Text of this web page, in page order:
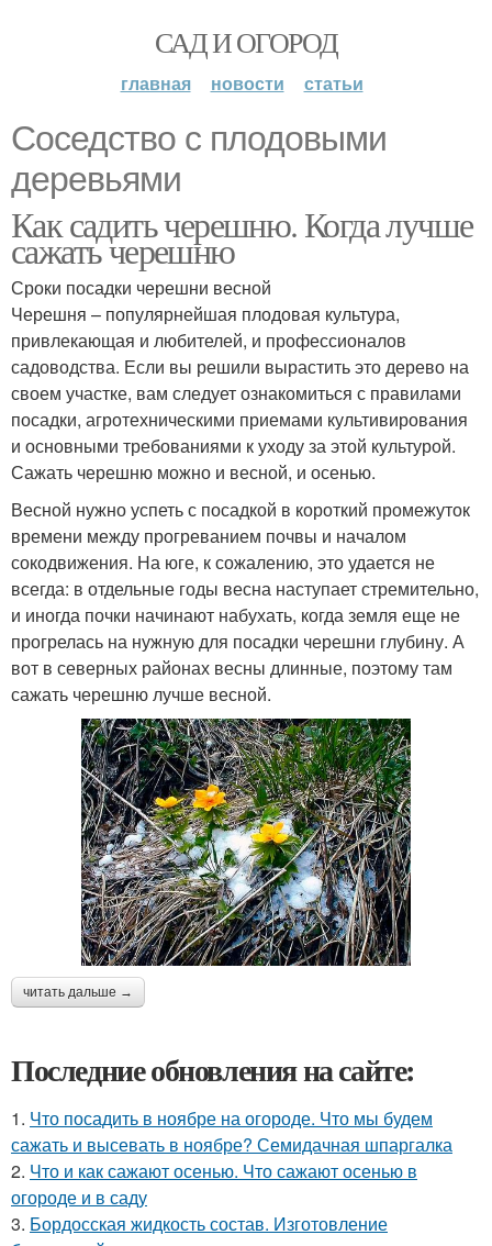
САД И ОГОРОД
главная новости статьи
Соседство с плодовыми
деревьями
Как садить черешню. Когда лучше
сажать черешню
Сроки посадки черешни весной
Черешня – популярнейшая плодовая культура,
привлекающая и любителей, и профессионалов
садоводства. Если вы решили вырастить это дерево на
своем участке, вам следует ознакомиться с правилами
посадки, агротехническими приемами культивирования
и основными требованиями к уходу за этой культурой.
Сажать черешню можно и весной, и осенью.
Весной нужно успеть с посадкой в короткий промежуток
времени между прогреванием почвы и началом
сокодвижения. На юге, к сожалению, это удается не
всегда: в отдельные годы весна наступает стремительно,
и иногда почки начинают набухать, когда земля еще не
прогрелась на нужную для посадки черешни глубину. А
вот в северных районах весны длинные, поэтому там
сажать черешню лучше весной.
читать дальше →
Последние обновления на сайте:
1. Что посадить в ноябре на огороде. Что мы будем
сажать и высевать в ноябре? Семидачная шпаргалка
2. Что и как сажают осенью. Что сажают осенью в
огороде и в саду
3. Бордосская жидкость состав. Изготовление